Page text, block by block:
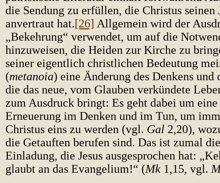
die Sendung zu erfüllen, die Christus seinen
anvertraut hat.[26] Allgemein wird der
„Bekehrung“ verwendet, um auf die
hinzuweisen, die Heiden zur Kirche zu
seiner eigentlich christlichen Bedeutung
(metanoia) eine Änderung des Denkens und
die das neue, vom Glauben verkündete
zum Ausdruck bringt: Es geht dabei um
Erneuerung im Denken und im Tun, um
Christus eins zu werden (vgl. Gal 2,20),
die Getauften berufen sind. Das ist zumal
Einladung, die Jesus ausgesprochen hat:
glaubt an das Evangelium!“ (Mk 1,15, vgl.